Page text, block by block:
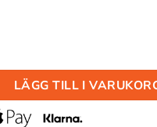
LÄGG TILL I